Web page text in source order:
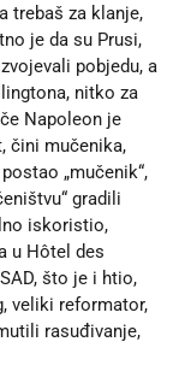
trebaš za klanje,
je da su Prusi,
pobjedu, a
nitko za
Napoleon je
čini mučenika,
„mučenik“,
gradili
iskoristio,
u Hôtel des
što je i htio,
veliki reformator,
rasuđivanje,